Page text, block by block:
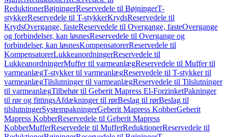
ReduktionerBøjningerReservedele til BøjningerT-
stykkerReservedele til T-stykkerKrydsReservedele til
KrydsOvergange, fasteReservedele til Overgange, fasteOvergange
og forbindelser, kan løsnesReservedele til Overgange og
forbindelser, kan løsnesKompensatorerReservedele til
KompensatorerLukkeanordningerReservedele til
LukkeanordningerMuffer til varmeanlægReservedele til Muffer til
varmeanlægT-stykker til varmeanlægReservedele til T-stykker til
varmeanlægTilslutninger til varmeanlægReservedele til Tilslutninger
til varmeanlægTilbehør til Geberit Mapress El-ForzinketPakninger
til rør og fittingsAfdækninger til rørBeslag til rørBeslag til
tilslutningerSystempakningerGeberit Mapress KobberGeberit
Mapress KobberReservedele til Geberit Mapress
KobberMufferReservedele til MufferReduktionerReservedele til